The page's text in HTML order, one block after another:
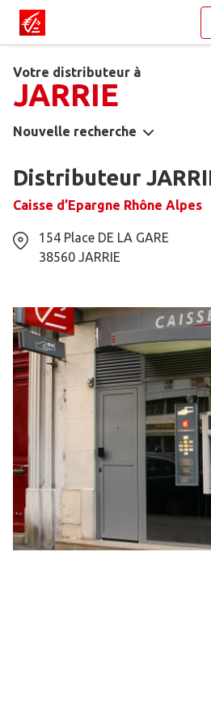
Votre distributeur à
JARRIE
Nouvelle recherche
Distributeur
Caisse d’Epargne Rhône Alpes
154 Place DE LA GARE
38560 JARRIE